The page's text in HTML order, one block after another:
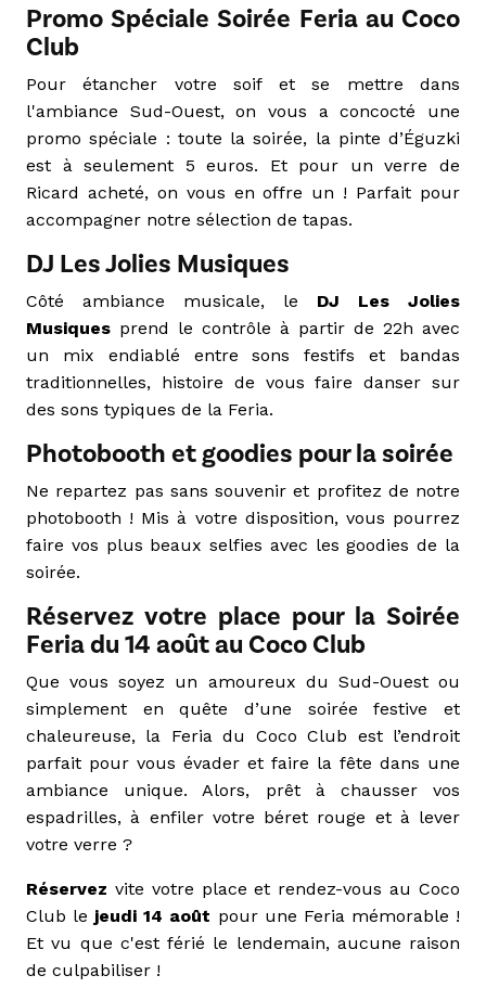
Promo Spéciale Soirée Feria au Coco
Club
Pour étancher votre soif et se mettre dans
l'ambiance Sud-Ouest, on vous a concocté une
promo spéciale : toute la soirée, la pinte d’Éguzki
est à seulement 5 euros. Et pour un verre de
Ricard acheté, on vous en offre un ! Parfait pour
accompagner notre sélection de tapas.
DJ Les Jolies Musiques
Côté ambiance musicale, le DJ Les Jolies
Musiques prend le contrôle à partir de 22h avec
un mix endiablé entre sons festifs et bandas
traditionnelles, histoire de vous faire danser sur
des sons typiques de la Feria.
Photobooth et goodies pour la soirée
Ne repartez pas sans souvenir et profitez de notre
photobooth ! Mis à votre disposition, vous pourrez
faire vos plus beaux selfies avec les goodies de la
soirée.
Réservez votre place pour la Soirée
Feria du 14 août au Coco Club
Que vous soyez un amoureux du Sud-Ouest ou
simplement en quête d’une soirée festive et
chaleureuse, la Feria du Coco Club est l’endroit
parfait pour vous évader et faire la fête dans une
ambiance unique. Alors, prêt à chausser vos
espadrilles, à enfiler votre béret rouge et à lever
votre verre ?
Réservez vite votre place et rendez-vous au Coco
Club le jeudi 14 août pour une Feria mémorable !
Et vu que c'est férié le lendemain, aucune raison
de culpabiliser !